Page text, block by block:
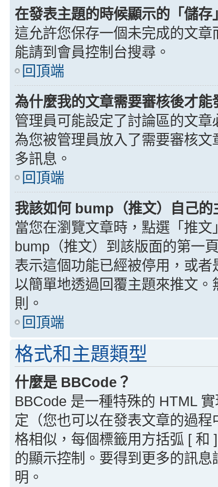
在發表主題的時候顯示的「儲
這允許您保存一個未完成的文
能請到會員控制台搜尋。
回頂端
為什麼我的文章需要審核後才能
管理員可能設定了討論區的文
為您被管理員放入了需要審核
多訊息。
回頂端
我該如何 bump（推文）自己的
當您在瀏覽文章時，點選「推
bump（推文）到該版面的第一
表示這個功能已經被停用，或
以簡單地透過回覆主題來推文
則。
回頂端
格式和主題類型
什麼是 BBCode？
BBCode 是一種特殊的 HTML
定（您也可以在發表文章的過
格相似，每個標籤用方括弧 [ 和
的顯示控制。要得到更多的訊
明。